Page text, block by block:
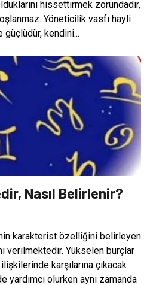
hissettirmek zorundadır,
Yöneticilik vasfı hayli
kendini...
Nasıl Belirlenir?
karakterist özelliğini belirleyen
verilmektedir. Yükselen burçlar
karşılarına çıkacak
olurken aynı zamanda